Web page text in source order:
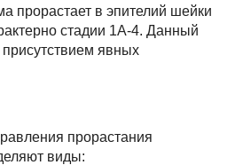
прорастает в эпителий шейки
стадии 1А-4. Данный
присутствием явных
прорастания
виды: